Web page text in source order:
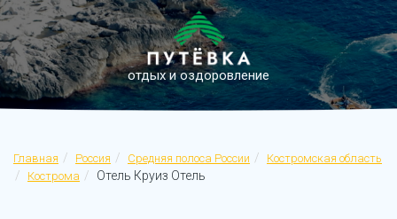
отдых и оздоровление
Главная Россия Средняя полоса России
Костромская область
Кострома
Отель Круиз Отель